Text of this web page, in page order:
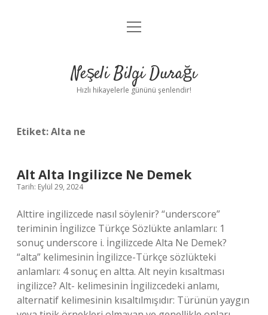
Anasayfa
Yasal Uyarı
menüyü
Neşeli Bilgi Durağı
Hızlı hikayelerle gününü şenlendir!
Etiket:Alta ne
Alt Alta Ingilizce Ne Demek
Tarih: Eylül 29, 2024
Alttire ingilizcede nasıl söylenir? “underscore”
teriminin İngilizce Türkçe Sözlükte anlamları: 1
sonuç underscore i. İngilizcede Alta Ne Demek?
“alta” kelimesinin İngilizce-Türkçe sözlükteki
anlamları: 4 sonuç en altta. Alt neyin kısaltması
ingilizce? Alt- kelimesinin İngilizcedeki anlamı,
alternatif kelimesinin kısaltılmışıdır: Türünün yaygın